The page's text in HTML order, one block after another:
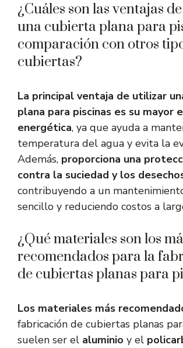
¿Cuáles son las ventajas
una cubierta plana para
comparación con otros
cubiertas?
La principal ventaja de utilizar
plana para piscinas es su mayor
energética, ya que ayuda a
temperatura del agua y evita la
Además, proporciona una
contra la suciedad y los
contribuyendo a un
sencillo y reduciendo costos a
¿Qué materiales son los
recomendados para la
de cubiertas planas para
Los materiales más
fabricación de cubiertas planas
suelen ser el aluminio y el